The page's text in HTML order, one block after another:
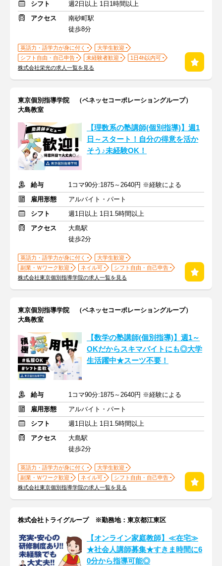
シフト
週2日以上 1日1時間以上
アクセス
南砂町駅
徒歩8分
英語力・語学力が身に付く
大学生歓迎
シフト自由・自己申告
未経験者歓迎
1日4h以内可
株式会社栄光の求人一覧を見る
東京個別指導学院 （ベネッセコーポレーショングループ）
大島教室
【理数系の塾講師(個別指導)】週1
日～スタート！自分の得意を活か
そう♪未経験OK！
給与
1コマ90分:1875～2640円 ※経験による
雇用形態
アルバイト・パート
シフト
週1日以上 1日1.5時間以上
アクセス
大島駅
徒歩2分
英語力・語学力が身に付く
大学生歓迎
副業・Ｗワーク歓迎
ネイル可
シフト自由・自己申告
株式会社東京個別指導学院の求人一覧を見る
東京個別指導学院 （ベネッセコーポレーショングループ）
大島教室
【数学の塾講師(個別指導)】週1～
OKだからスキマバイトにも◎大学
生活躍中★スーツ不要！
給与
1コマ90分:1875～2640円 ※経験による
雇用形態
アルバイト・パート
シフト
週1日以上 1日1.5時間以上
アクセス
大島駅
徒歩2分
英語力・語学力が身に付く
大学生歓迎
副業・Ｗワーク歓迎
ネイル可
シフト自由・自己申告
株式会社東京個別指導学院の求人一覧を見る
株式会社トライグループ ※勤務地：東京都江東区
【オンライン家庭教師】≪在宅≫
★社会人講師募集★すきま時間に6
0分から指導可能◎